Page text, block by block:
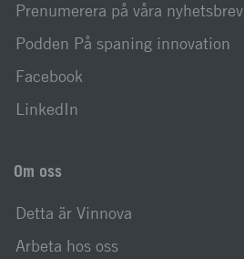
Prenumerera på våra nyhetsbrev
Podden På spaning innovation
Facebook
LinkedIn
Om oss
Detta är Vinnova
Arbeta hos oss